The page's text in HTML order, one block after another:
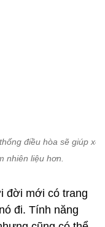
hòa sẽ giúp
và tránh lãng